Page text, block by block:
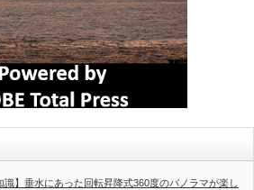
識】垂水にあった回転昇降式360度のパノラマが楽し